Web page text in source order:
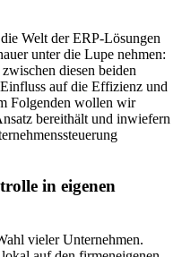
Welt der ERP-Lösungen
unter die Lupe nehmen:
diesen beiden
auf die Effizienz und
Folgenden wollen wir
bereithält und inwiefern
in eigenen
vieler Unternehmen.